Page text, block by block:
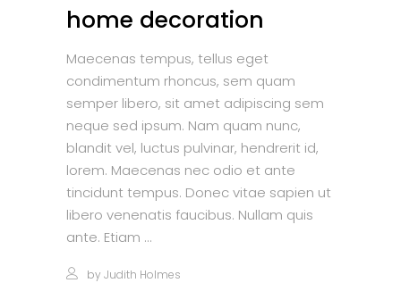
home decoration
Maecenas tempus, tellus eget
condimentum rhoncus, sem quam
semper libero, sit amet adipiscing sem
neque sed ipsum. Nam quam nunc,
blandit vel, luctus pulvinar, hendrerit id,
lorem. Maecenas nec odio et ante
tincidunt tempus. Donec vitae sapien ut
libero venenatis faucibus. Nullam quis
ante. Etiam
by Judith Holmes